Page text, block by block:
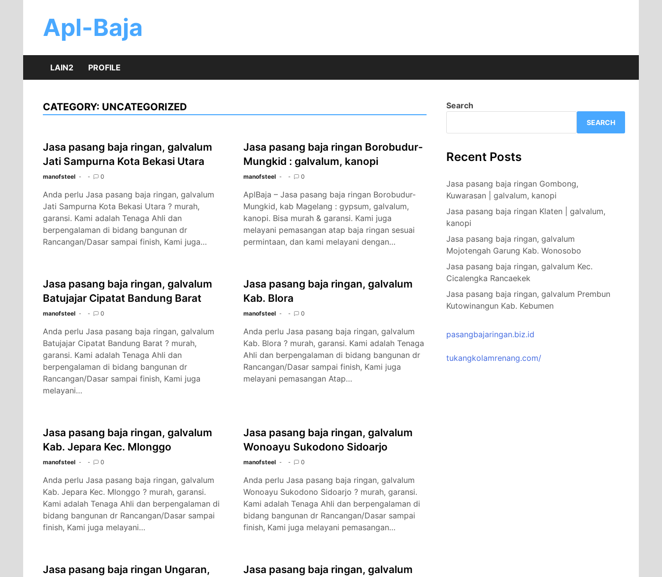
contentApl-Baja
LAIN2 PROFILE
CATEGORY: UNCATEGORIZED
Jasa pasang baja ringan, galvalum
Jati Sampurna Kota Bekasi Utara
manofsteel 0
Anda perlu Jasa pasang baja ringan, galvalum
Jati Sampurna Kota Bekasi Utara ? murah,
garansi. Kami adalah Tenaga Ahli dan
berpengalaman di bidang bangunan dr
Rancangan/Dasar sampai finish, Kami juga…
Jasa pasang baja ringan Borobudur-
Mungkid : galvalum, kanopi
manofsteel 0
AplBaja – Jasa pasang baja ringan Borobudur-
Mungkid, kab Magelang : gypsum, galvalum,
kanopi. Bisa murah & garansi. Kami juga
melayani pemasangan atap baja ringan sesuai
permintaan, dan kami melayani dengan…
Jasa pasang baja ringan, galvalum
Batujajar Cipatat Bandung Barat
manofsteel 0
Anda perlu Jasa pasang baja ringan, galvalum
Batujajar Cipatat Bandung Barat ? murah,
garansi. Kami adalah Tenaga Ahli dan
berpengalaman di bidang bangunan dr
Rancangan/Dasar sampai finish, Kami juga
melayani…
Jasa pasang baja ringan, galvalum
Kab. Blora
manofsteel 0
Anda perlu Jasa pasang baja ringan, galvalum
Kab. Blora ? murah, garansi. Kami adalah Tenaga
Ahli dan berpengalaman di bidang bangunan dr
Rancangan/Dasar sampai finish, Kami juga
melayani pemasangan Atap…
Jasa pasang baja ringan, galvalum
Kab. Jepara Kec. Mlonggo
manofsteel 0
Anda perlu Jasa pasang baja ringan, galvalum
Kab. Jepara Kec. Mlonggo ? murah, garansi.
Kami adalah Tenaga Ahli dan berpengalaman di
bidang bangunan dr Rancangan/Dasar sampai
finish, Kami juga melayani…
Jasa pasang baja ringan, galvalum
Wonoayu Sukodono Sidoarjo
manofsteel 0
Anda perlu Jasa pasang baja ringan, galvalum
Wonoayu Sukodono Sidoarjo ? murah, garansi.
Kami adalah Tenaga Ahli dan berpengalaman di
bidang bangunan dr Rancangan/Dasar sampai
finish, Kami juga melayani pemasangan…
Jasa pasang baja ringan Ungaran,
Jasa pasang baja ringan, galvalum
Search
SEARCH
Recent Posts
Jasa pasang baja ringan Gombong,
Kuwarasan | galvalum, kanopi
Jasa pasang baja ringan Klaten | galvalum,
kanopi
Jasa pasang baja ringan, galvalum
Mojotengah Garung Kab. Wonosobo
Jasa pasang baja ringan, galvalum Kec.
Cicalengka Rancaekek
Jasa pasang baja ringan, galvalum Prembun
Kutowinangun Kab. Kebumen
pasangbajaringan.biz.id
tukangkolamrenang.com/